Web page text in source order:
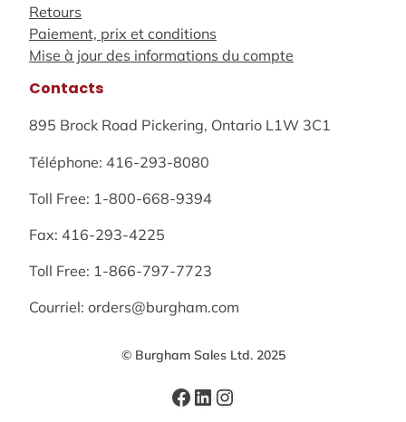
Retours
Paiement, prix et conditions
Mise à jour des informations du compte
Contacts
895 Brock Road Pickering, Ontario L1W 3C1
Téléphone: 416-293-8080
Toll Free: 1-800-668-9394
Fax: 416-293-4225
Toll Free: 1-866-797-7723
Courriel: orders@burgham.com
© Burgham Sales Ltd. 2025
Facebook
LinkedIn
Instagram